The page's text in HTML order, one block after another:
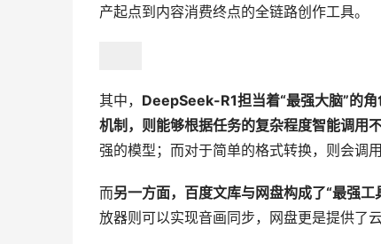
产起点到内容消费终点的全链路创作工具。
其中， DeepSeek-R1担当着“最强大脑”的
机制，则能够根据任务的复杂程度智能调用
强的模型；而对于简单的格式转换，则会调
而另一方面，百度文库与网盘构成了“最强工
放器则可以实现音画同步，网盘更是提供了